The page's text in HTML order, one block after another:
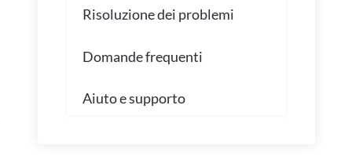
Risoluzione dei problemi
Domande frequenti
Aiuto e supporto